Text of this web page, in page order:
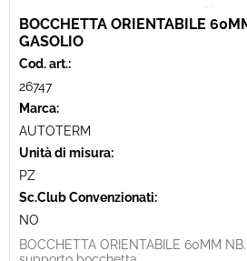
BOCCHETTA ORIENTABILE
GASOLIO
Cod. art.:
26747
Marca:
AUTOTERM
Unità di misura:
PZ
Sc.Club Convenzionati:
NO
BOCCHETTA ORIENTABILE 60MM